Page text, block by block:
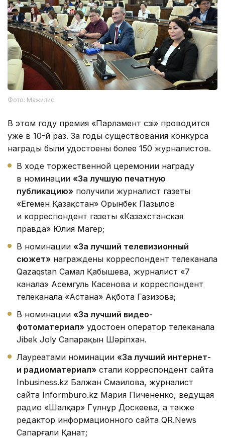
Фото: Мажилис
В этом году премия «Парламент сөзі» проводится
уже в 10-й раз. За годы существования конкурса
награды были удостоены более 150 журналистов.
В ходе торжественной церемонии награду
в номинации «За лучшую печатную
публикацию» получили журналист газеты
«Егемен Қазақстан» Орынбек Пазылов
и корреспондент газеты «Казахстанская
правда» Юлия Магер;
В номинации «За лучший телевизионный
сюжет» награждены корреспондент телеканала
Qazaqstan Самал Қабышева, журналист «7
канала» Асемгуль Касенова и корреспондент
телеканала «Астана» Ақбота Газизова;
В номинации «За лучший видео-
фотоматериал» удостоен оператор телеканала
Jibek Joly Сапарақын Шәріпхан.
Лауреатами номинации «За лучший интернет-
и радиоматериал» стали корреспондент сайта
Inbusiness.kz Балжан Смаилова, журналист
сайта Informburo.kz Мария Пичененко, ведущая
радио «Шалқар» Гүлнұр Доскеева, а также
редактор информационного сайта QR.News
Сапарғали Қанат;